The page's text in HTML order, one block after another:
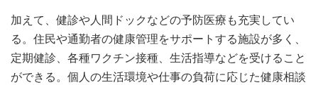
加えて、健診や人間ドックなどの予防医療も充実してい
る。住民や通勤者の健康管理をサポートする施設が多く、
定期健診、各種ワクチン接種、生活指導などを受けること
ができる。個人の生活環境や仕事の負荷に応じた健康相談